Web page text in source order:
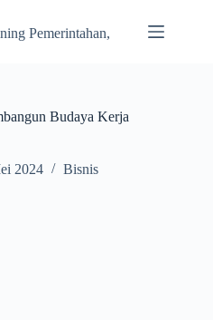
Pemerintahan,
Budaya Kerja
2024 Bisnis